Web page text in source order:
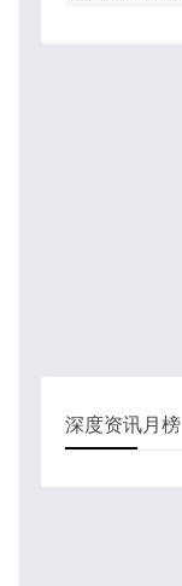
深度资讯月榜